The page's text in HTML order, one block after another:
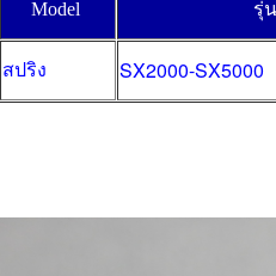
Model รุ่
สปริง SX2000-SX5000